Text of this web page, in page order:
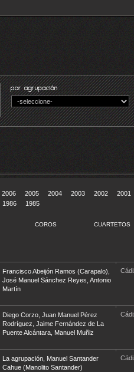
2006 2005 2004 2003 2002
2001
1986 1985
COROS CUARTETOS
Francisco Abeijón Ramos (Carapalo)
José Manuel Sánchez Reyes Antonio
Martín
Diego Corzo Juan Manuel Pérez
Rodríguez Jaime Fernández de La
Puente Alcántara Manuel Muñiz
La agrupación, Manuel Santander
Cahue (Manolito Santander)